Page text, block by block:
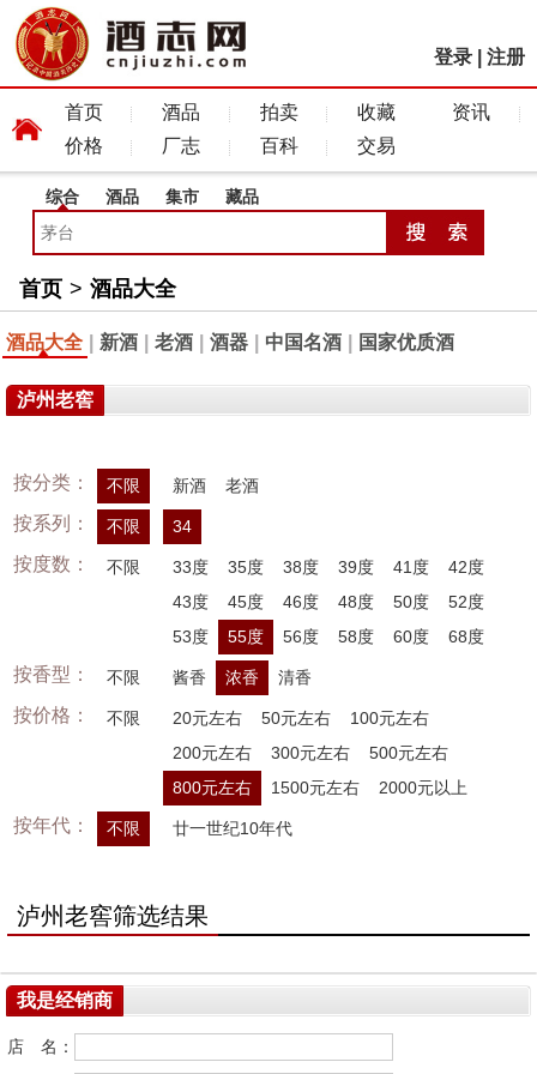
登录 注册
首页 酒品 拍卖 收藏
资讯
价格
厂志 百科 交易
综合 酒品 集市 藏品
首页 > 酒品大全
酒品大全 新酒 老酒 酒器 中国名酒 国家优质酒
泸州老窖
按分类： 不限 新酒 老酒
按系列： 不限 34
按度数： 不限 33度 35度 38度 39度 41度
42度
43度
45度 46度 48度 50度
52度
53度
55度 56度 58度 60度 68度
按香型： 不限 酱香 浓香 清香
按价格： 不限 20元左右 50元左右
100元左右
200元左右
300元左右
500元左右
800元左右
1500元左右 2000元以上
按年代： 不限 廿一世纪10年代
泸州老窖筛选结果
我是经销商
店 名：